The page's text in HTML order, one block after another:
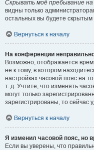
Скрывать моё пребывание
видны только
остальных вы будете скрытым
Вернуться к началу
На конференции
Возможно, отображается
не к тому, в котором
настройках часовой пояс на
т. д. Учтите, что изменять
могут только
зарегистрированы, то сейчас
Вернуться к началу
Я изменил часовой пояс, но
Если вы уверены, что